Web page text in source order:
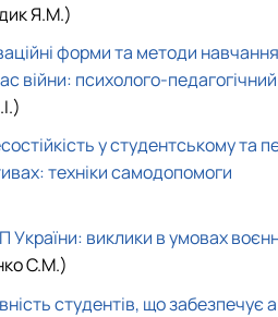
Я.М.)
форми та методи навчання
війни: психолого-педагогічний
у студентському та
техніки самодопомоги
України: виклики в умовах
С.М.)
студентів, що забезпечує а